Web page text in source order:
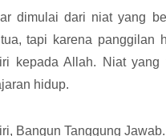
dimulai dari niat yang
tapi karena panggilan
kepada Allah. Niat
hidup.
Bangun Tanggung Jawab.